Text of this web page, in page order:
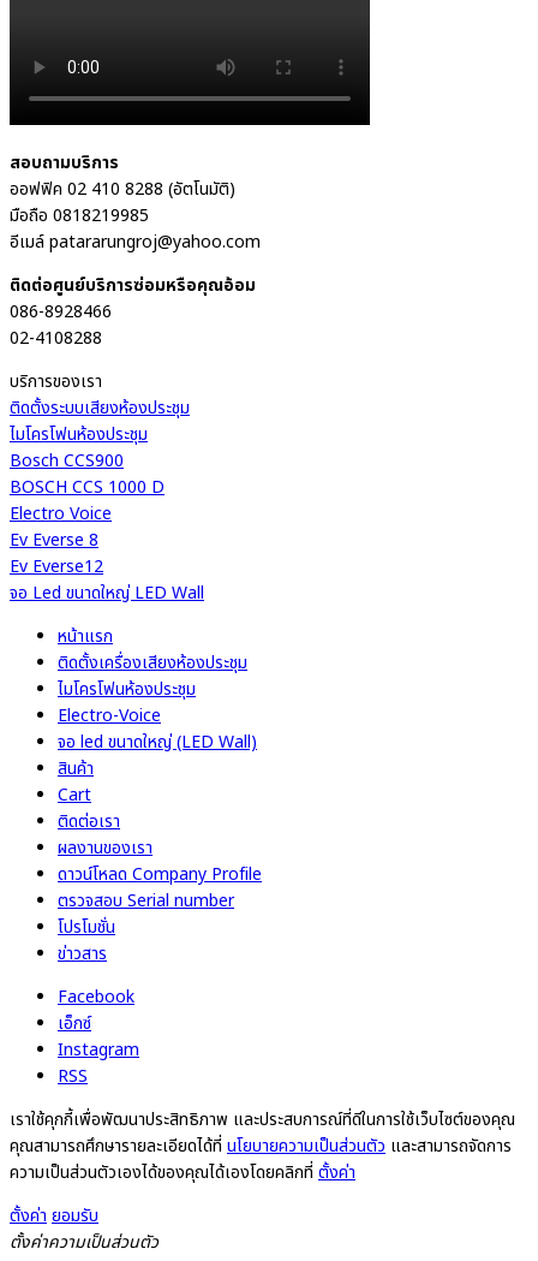
สอบถามบริการ
ออฟฟิค 02 410 8288 (อัตโนมัติ)
มือถือ 0818219985
อีเมล์ patararungroj@yahoo.com
ติดต่อศูนย์บริการซ่อมหรือคุณอ้อม
086-8928466
02-4108288
บริการของเรา
ติดตั้งระบบเสียงห้องประชุม
ไมโครโฟนห้องประชุม
Bosch CCS900
BOSCH CCS 1000 D
Electro Voice
Ev Everse 8
Ev Everse12
จอ Led ขนาดใหญ่ LED Wall
หน้าแรก
ติดตั้งเครื่องเสียงห้องประชุม
ไมโครโฟนห้องประชุม
Electro-Voice
จอ led ขนาดใหญ่ (LED Wall)
สินค้า
Cart
ติดต่อเรา
ผลงานของเรา
ดาวน์โหลด Company Profile
ตรวจสอบ Serial number
โปรโมชั่น
ข่าวสาร
Facebook
เอ็กซ์
Instagram
RSS
เราใช้คุกกี้เพื่อพัฒนาประสิทธิภาพ และประสบการณ์ที่ดีในการใช้เว็บไซต์ของคุณ
คุณสามารถศึกษารายละเอียดได้ที่ นโยบายความเป็นส่วนตัว และสามารถจัดการ
ความเป็นส่วนตัวเองได้ของคุณได้เองโดยคลิกที่ ตั้งค่า
ตั้งค่า ยอมรับ
ตั้งค่าความเป็นส่วนตัว